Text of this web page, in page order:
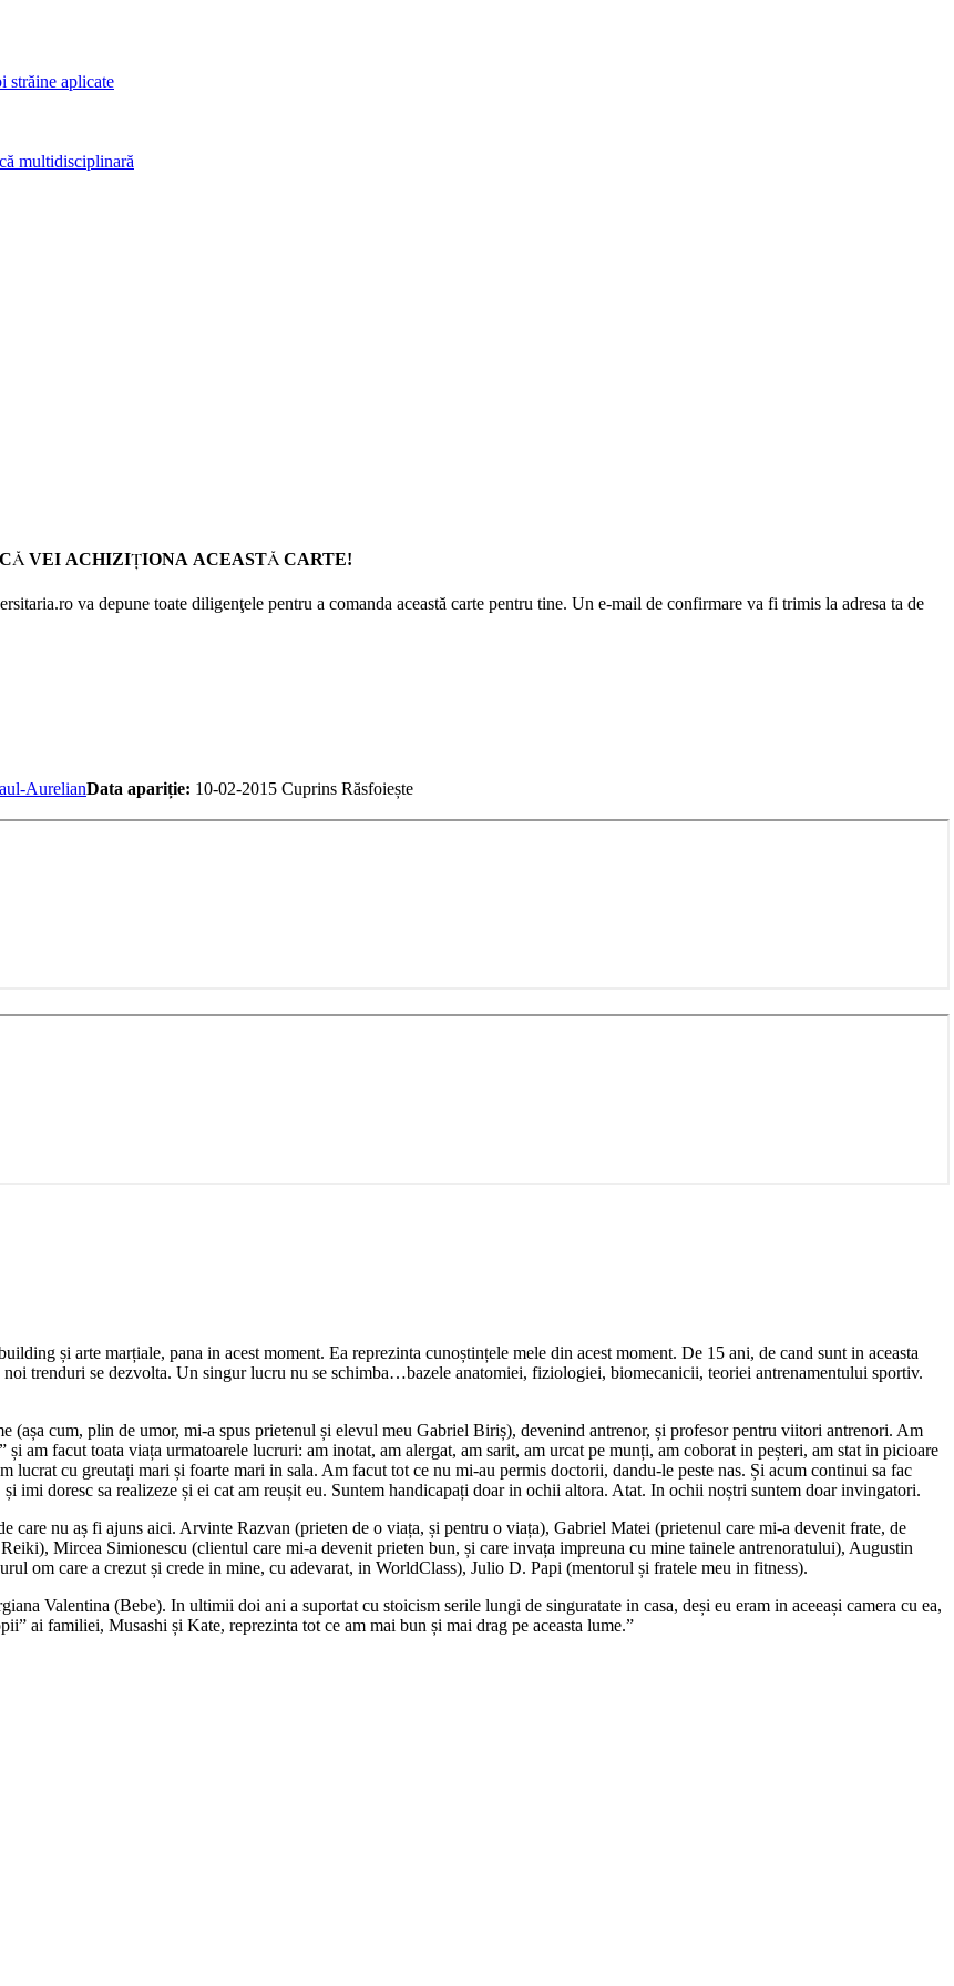
străine aplicate
multidisciplinară
VEI ACHIZIŢIONA ACEASTĂ CARTE!
va depune toate diligenţele pentru a comanda această carte pentru tine. Un e-mail de confirmare va fi trimis la adresa ta de
AurelianData apariție: 10-02-2015 Cuprins Răsfoiește
și arte marțiale, pana in acest moment. Ea reprezinta cunoștințele mele din acest moment. De 15 ani, de cand sunt in aceasta
trenduri se dezvolta. Un singur lucru nu se schimba…bazele anatomiei, fiziologiei, biomecanicii, teoriei antrenamentului sportiv.
cum, plin de umor, mi-a spus prietenul și elevul meu Gabriel Biriș), devenind antrenor, și profesor pentru viitori antrenori. Am
am facut toata viața urmatoarele lucruri: am inotat, am alergat, am sarit, am urcat pe munți, am coborat in peșteri, am stat in picioare
cu greutați mari și foarte mari in sala. Am facut tot ce nu mi-au permis doctorii, dandu-le peste nas. Și acum continui sa fac
imi doresc sa realizeze și ei cat am reușit eu. Suntem handicapați doar in ochii altora. Atat. In ochii noștri suntem doar invingatori.
care nu aș fi ajuns aici. Arvinte Razvan (prieten de o viața, și pentru o viața), Gabriel Matei (prietenul care mi-a devenit frate, de
Mircea Simionescu (clientul care mi-a devenit prieten bun, și care invața impreuna cu mine tainele antrenoratului), Augustin
om care a crezut și crede in mine, cu adevarat, in WorldClass), Julio D. Papi (mentorul și fratele meu in fitness).
Valentina (Bebe). In ultimii doi ani a suportat cu stoicism serile lungi de singuratate in casa, deși eu eram in aceeași camera cu ea,
ai familiei, Musashi și Kate, reprezinta tot ce am mai bun și mai drag pe aceasta lume.”